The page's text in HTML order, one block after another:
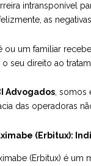
intransponível
as
ou um familiar
o seu direito ao
Advogados, somos
das operadoras
(Erbitux):
(Erbitux) é